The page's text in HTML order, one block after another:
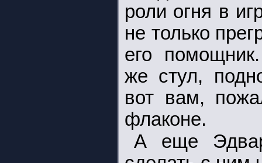
роли огня в
не только
его
же стул,
вот вам,
флаконе.
А еще